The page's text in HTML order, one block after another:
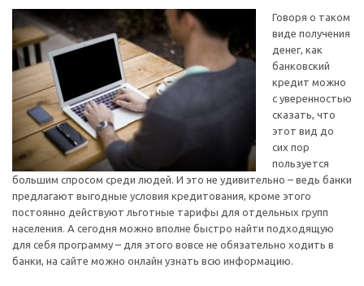
Говоря о таком
виде получения
денег, как
банковский
кредит можно
с уверенностью
сказать, что
этот вид до
сих пор
пользуется
большим спросом среди людей. И это не удивительно – ведь банки
предлагают выгодные условия кредитования, кроме этого
постоянно действуют льготные тарифы для отдельных групп
населения. А сегодня можно вполне быстро найти подходящую
для себя программу – для этого вовсе не обязательно ходить в
банки, на сайте можно онлайн узнать всю информацию.